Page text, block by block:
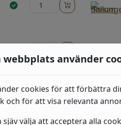
webbplats använder
cookies för att förbättra
och för att visa relevanta
sjäv välja att acceptera alla